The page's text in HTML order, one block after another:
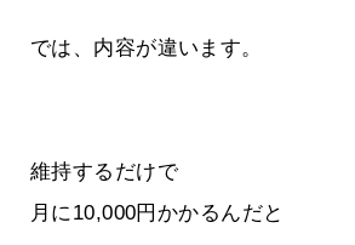
では、内容が違います。
維持するだけで
月に10,000円かかるんだと